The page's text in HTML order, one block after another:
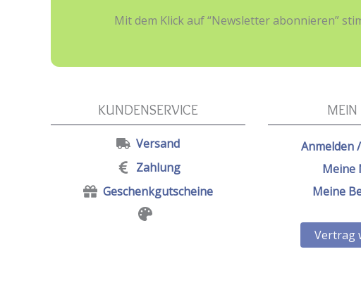
Mit dem Klick auf “Newsletter abonnieren”
KUNDENSERVICE
Versand
Zahlung
Geschenkgutscheine
MEIN
Anmelden
Meine
Meine
Vertrag